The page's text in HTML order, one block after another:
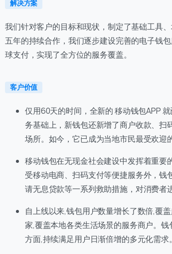
解决方案
我们针对客户的目标和现状，制定了基础工具
五年的持续合作，我们逐步建设完善的电子钱
球支付，实现了全方位的服务覆盖。
客户价值
仅用60天的时间，全新的 移动钱包APP
务基础上，新钱包还新增了商户收款、
场所。如今，它已成为当地市民最受欢迎
移动钱包在无现金社会建设中发挥着重
受移动电商、扫码支付等便捷服务外，
请无息贷款等一系列救助措施，对消费者
自上线以来,钱包用户数量增长了数倍,覆
家,覆盖本地各类生活场景的服务商户。
方面,持续满足用户日渐倍增的多元化需求。
首次进入页面
访问历史